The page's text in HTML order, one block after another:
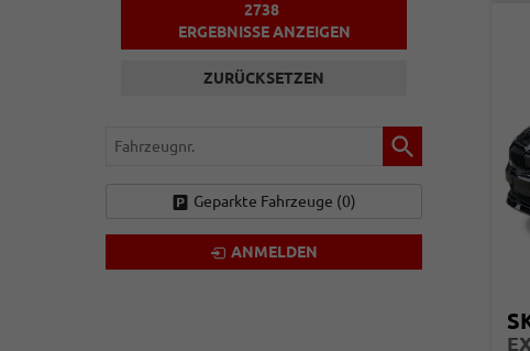
2738
ERGEBNISSE ANZEIGEN
ZURÜCKSETZEN
Fahrzeugnr.
Geparkte Fahrzeuge (0)
ANMELDEN